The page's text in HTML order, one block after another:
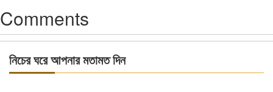
Comments
নিচের ঘরে আপনার মতামত দিন